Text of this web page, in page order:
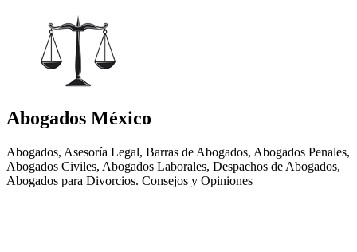
Abogados México
Abogados, Asesoría Legal, Barras de Abogados, Abogados Penales,
Abogados Civiles, Abogados Laborales, Despachos de Abogados,
Abogados para Divorcios. Consejos y Opiniones